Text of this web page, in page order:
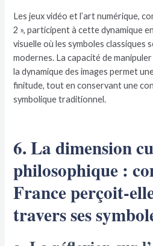
Les jeux vidéo et l’art numérique,
2 », participent à cette dynamique
visuelle où les symboles classiques
modernes. La capacité de
la dynamique des images permet
finitude, tout en conservant une
symbolique traditionnel.
6. La dimension
philosophique :
France perçoit-
travers ses